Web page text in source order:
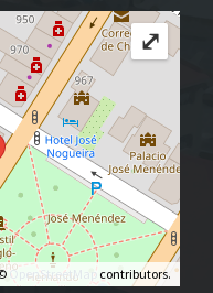
OpenStreetMap contributors.
⤢